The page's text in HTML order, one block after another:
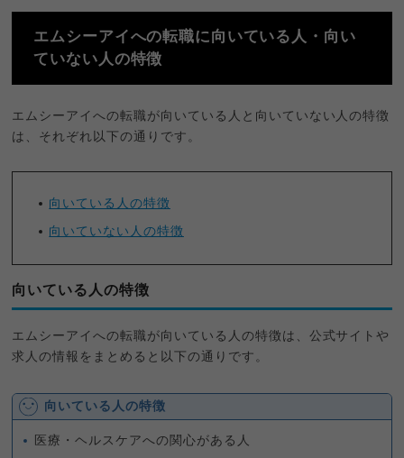
エムシーアイへの転職に向いている人・向い
ていない人の特徴
エムシーアイへの転職が向いている人と向いていない人の特徴
は、それぞれ以下の通りです。
向いている人の特徴
向いていない人の特徴
向いている人の特徴
エムシーアイへの転職が向いている人の特徴は、公式サイトや
求人の情報をまとめると以下の通りです。
向いている人の特徴
医療・ヘルスケアへの関心がある人